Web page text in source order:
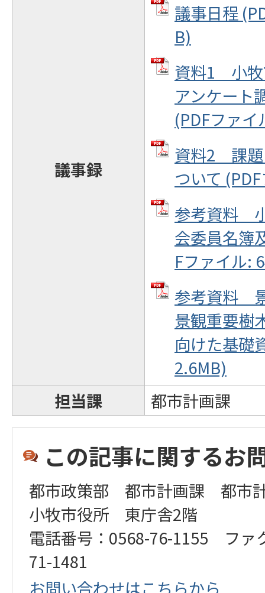
議事録
議事日程
B)
資料1＿小
アンケート
(PDFファ
資料2＿課
ついて
参考資料＿
会委員名簿
Fファイル:
参考資料＿
景観重要樹
向けた基礎
2.6MB)
担当課
都市計画課
この記事に関するお
都市政策部 都市計画課 都市
小牧市役所 東庁舎2階
電話番号：0568-76-1155 ファ
71-1481
お問い合わせはこちらから